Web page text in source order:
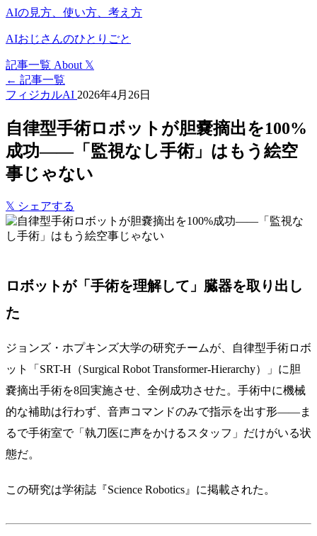
AIの見方、使い方、考え方
AIおじさんのひとりごと
記事一覧 About 𝕏
← 記事一覧
フィジカルAI 2026年4月26日
自律型手術ロボットが胆嚢摘出を100%
成功——「監視なし手術」はもう絵空
事じゃない
𝕏 シェアする
ロボットが「手術を理解して」臓器を取り出し
た
ジョンズ・ホプキンズ大学の研究チームが、自律型手術ロボ
ット「SRT-H（Surgical Robot Transformer-Hierarchy）」に胆
嚢摘出手術を8回実施させ、全例成功させた。手術中に機械
的な補助は行わず、音声コマンドのみで指示を出す形——ま
るで手術室で「執刀医に声をかけるスタッフ」だけがいる状
態だ。
この研究は学術誌『Science Robotics』に掲載された。